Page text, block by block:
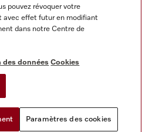
pouvez révoquer votre
effet futur en modifiant
dans notre Centre de
des données Cookies
Paramètres des cookies